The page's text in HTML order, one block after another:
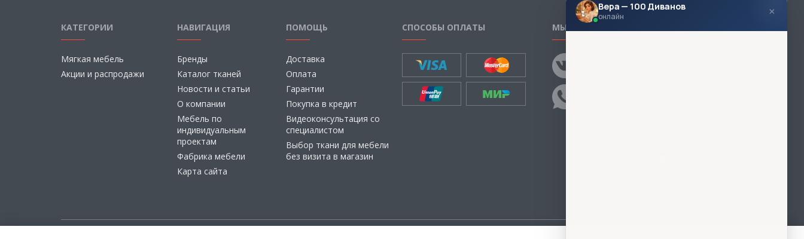
КАТЕГОРИИ
Мягкая мебель
Акции и распродажи
НАВИГАЦИЯ
Бренды
Каталог тканей
Новости и статьи
О компании
Мебель по
индивидуальным
проектам
Фабрика мебели
Карта сайта
ПОМОЩЬ
Доставка
Оплата
Гарантии
Покупка в кредит
Видеоконсультация со
специалистом
Выбор ткани для мебели
без визита в магазин
СПОСОБЫ ОПЛАТЫ МЫ В СОЦСЕТЯХ
Вера — 100 Диванов
онлайн ×